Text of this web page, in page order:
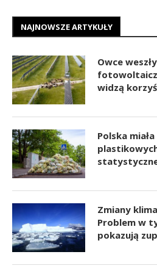
NAJNOWSZE ARTYKUŁY
Owce
widzą
Polska
Zmiany
Problem w
pokazują